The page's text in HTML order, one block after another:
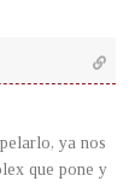
ya nos
que pone y